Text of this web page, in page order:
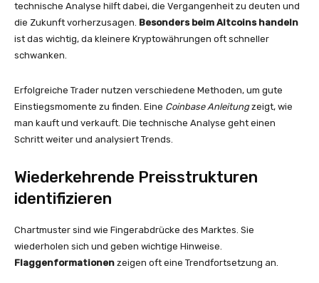
technische Analyse hilft dabei, die Vergangenheit zu deuten und
die Zukunft vorherzusagen. Besonders beim Altcoins handeln
ist das wichtig, da kleinere Kryptowährungen oft schneller
schwanken.
Erfolgreiche Trader nutzen verschiedene Methoden, um gute
Einstiegsmomente zu finden. Eine Coinbase Anleitungzeigt, wie
man kauft und verkauft. Die technische Analyse geht einen
Schritt weiter und analysiert Trends.
Wiederkehrende Preisstrukturen
identifizieren
Chartmuster sind wie Fingerabdrücke des Marktes. Sie
wiederholen sich und geben wichtige Hinweise.
Flaggenformationen zeigen oft eine Trendfortsetzung an.